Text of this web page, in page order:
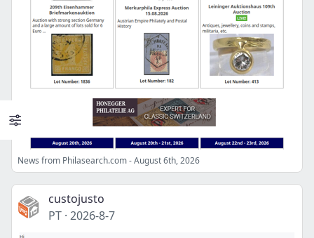
News from Philasearch.com - August 6th, 2026
custojusto
PT · 2026-8-7